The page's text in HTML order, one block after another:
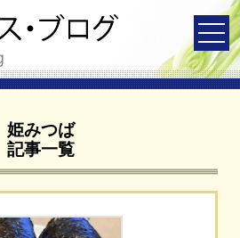
姫みつば
記事一覧